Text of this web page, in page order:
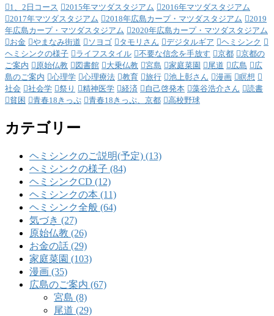
1、2日コース 2015年マツダスタジアム
2016年マツダスタジアム
2017年マツダスタジアム
2018年広島カープ・マツダスタジアム
2019
年広島カープ・マツダスタジアム
2020年広島カープ・マツダスタジアム
お金
やまなみ街道 ソヨゴ タモリさん デジタルギア
ヘミシンク
ヘミシンクの様子
ライフスタイル 不要な信念を手放す 京都
京都の
ご案内
原始仏教 図書館 大乗仏教 宮島 家庭菜園 尾道 広島
広
島のご案内
心理学 心理療法 教育 旅行 池上彰さん 漫画
瞑想
社会
社会学 祭り 精神医学 経済 自己啓発本 藻谷浩介さん
読書
貧困
青春18きっぷ 青春18きっぷ、京都 高校野球
カテゴリー
ヘミシンクのご説明(予定) (13)
ヘミシンクの様子 (84)
ヘミシンクCD (12)
ヘミシンクの本 (11)
ヘミシンク全般 (64)
気づき (27)
原始仏教 (26)
お金の話 (29)
家庭菜園 (103)
漫画 (35)
広島のご案内 (67)
宮島 (8)
尾道 (29)